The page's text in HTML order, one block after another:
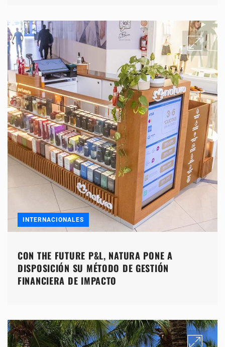
INTERNACIONALES
CON THE FUTURE P&L, NATURA PONE A
DISPOSICIÓN SU MÉTODO DE GESTIÓN
FINANCIERA DE IMPACTO